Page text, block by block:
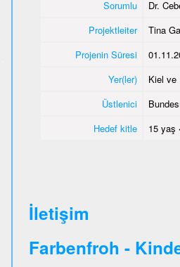
Sorumlu
Dr.
Projektleiter
Tina
Projenin Süresi
Yer(ler)
Kiel
Üstlenici
Hedef kitle
15 yaş
İletişim
Farbenfroh -